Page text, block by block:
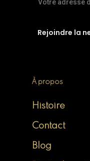
À propos
Histoire
Contact
Blog